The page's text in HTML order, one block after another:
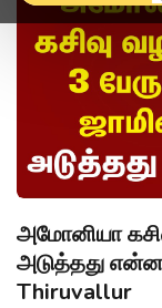
அமோனியா
அடுத்தது
Thiruvallur